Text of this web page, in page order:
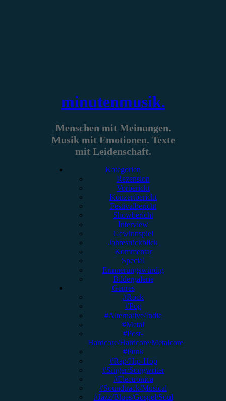
minutenmusik.
Menschen mit Meinungen.
Musik mit Emotionen. Texte
mit Leidenschaft.
Kategorien
Rezension
Vorbericht
Konzertbericht
Festivalbericht
Showbericht
Interview
Gewinnspiel
Jahresrückblick
Kommentar
Special
Erinnerungswürdig
Bildergalerie
Genres
#Rock
#Pop
#Alternative/Indie
#Metal
#Post-
Hardcore/Hardcore/Metalcore
#Punk
#Rap/Hip-Hop
#Singer/Songwriter
#Electronica
#Soundtrack/Musical
#Jazz/Blues/Gospel/Soul